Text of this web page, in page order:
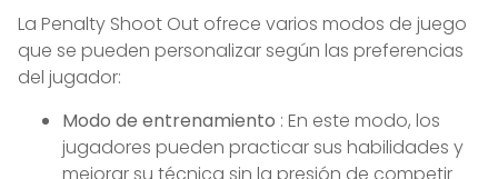
La Penalty Shoot Out ofrece varios modos de juego
que se pueden personalizar según las preferencias
del jugador:
Modo de entrenamiento : En este modo, los
jugadores pueden practicar sus habilidades y
mejorar su técnica sin la presión de competir